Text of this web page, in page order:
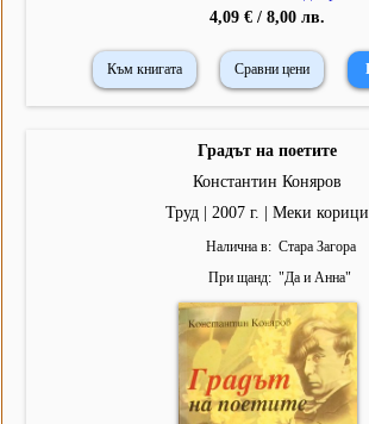
4,09 € / 8,00 лв.
Към книгата Сравни цени
Градът на поетите
Константин Коняров
Труд | 2007 г. | Меки корици
Налична в
Стара Загора
При щанд
"Да и Анна"